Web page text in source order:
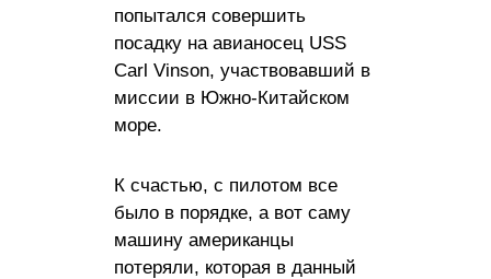
попытался совершить
посадку на авианосец USS
Carl Vinson, участвовавший в
миссии в Южно-Китайском
море.
К счастью, с пилотом все
было в порядке, а вот саму
машину американцы
потеряли, которая в данный